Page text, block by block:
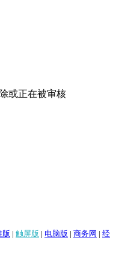
或正在被审核
版 | 触屏版 | 电脑版 | 商务网 | 经